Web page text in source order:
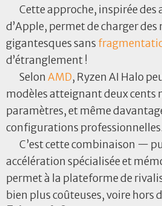
Cette approche, inspirée
d’Apple, permet de charger des
gigantesques sans
d’étranglement !
SelonAMD, Ryzen AI Halo
modèles atteignant deux cents
paramètres, et même
configurations professionnelles.
C’est cette combinaison —
accélération spécialisée et
permet à la plateforme de
bien plus coûteuses, voire hors